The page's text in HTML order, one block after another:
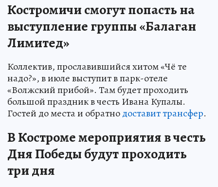
Костромичи смогут попасть на
выступление группы «Балаган
Лимитед»
Коллектив, прославившийся хитом «Чё те
надо?», в июле выступит в парк-отеле
«Волжский прибой». Там будет проходить
большой праздник в честь Ивана Купалы.
Гостей до места и обратнодоставит трансфер.
В Костроме мероприятия в честь
Дня Победы будут проходить
три дня